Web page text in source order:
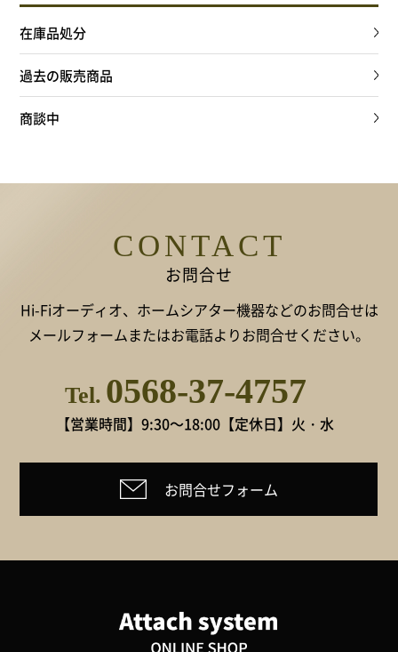
在庫品処分
過去の販売商品
商談中
CONTACT
お問合せ
Hi-Fiオーディオ、ホームシアター機器などのお問合せは
メールフォームまたはお電話よりお問合せください。
Tel. 0568-37-4757
【営業時間】9:30～18:00【定休日】火・水
お問合せフォーム